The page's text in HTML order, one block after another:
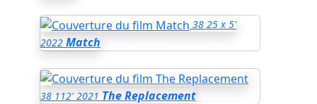
38 25 x 5'
2022 Match
38 112' 2021 The Replacement